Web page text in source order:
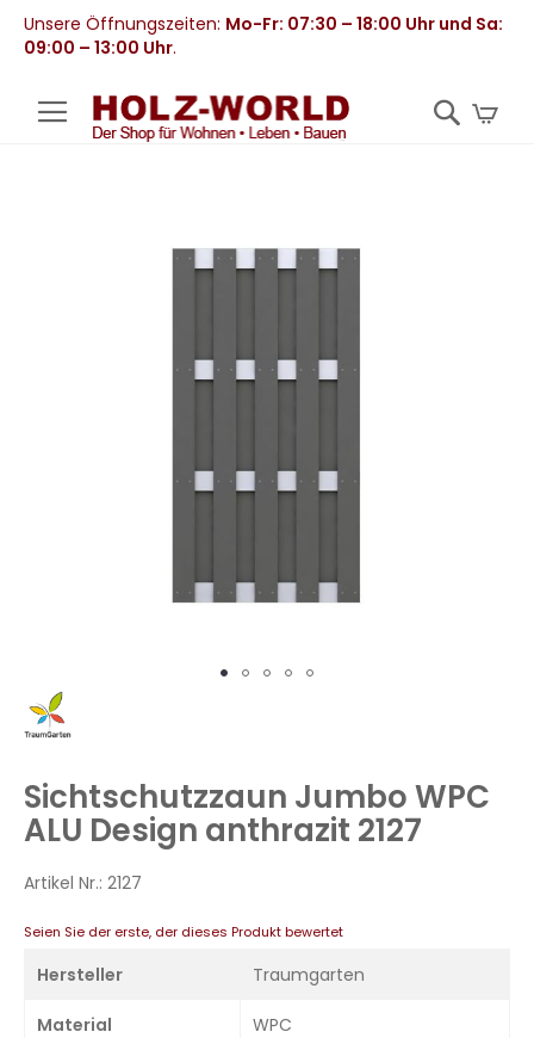
Unsere Öffnungszeiten: Mo-Fr: 07:30 – 18:00 Uhr und Sa:
09:00 – 13:00 Uhr.
Zum
Anfang
springen
Sichtschutzzaun Jumbo WPC
ALU Design anthrazit 2127
Artikel Nr.: 2127
Seien Sie der erste, der dieses Produkt bewertet
Hersteller Traumgarten
Material WPC